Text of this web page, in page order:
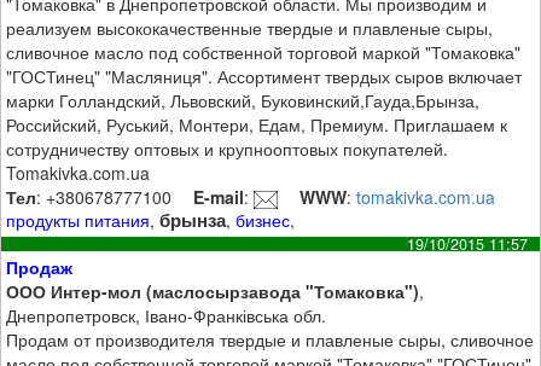
реализуем высококачественные твердые и плавленые сыры,
сливочное масло под собственной торговой маркой "Томаковка"
"ГОСТинец" "Масляниця". Ассортимент твердых сыров включает
марки Голландский, Львовский, Буковинский,Гауда,Брынза,
Российский, Руський, Монтери, Едам, Премиум. Приглашаем к
сотрудничеству оптовых и крупнооптовых покупателей.
Tomakivka.com.ua
Тел: +380678777100 E-mail: WWW:tomakivka.com.ua
продукты питания,брынза,бизнес,
19/10/2015 11:57
Продаж
ООО Интер-мол (маслосырзавода "Томаковка"),
Днепропетровск, Івано-Франківська обл.
Продам от производителя твердые и плавленые сыры, сливочное